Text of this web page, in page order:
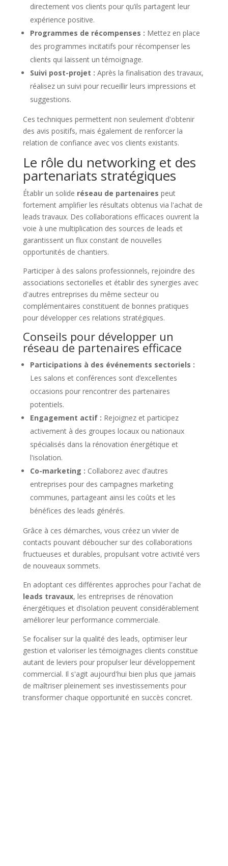
directement vos clients pour qu’ils partagent leur
expérience positive.
Programmes de récompenses : Mettez en place
des programmes incitatifs pour récompenser les
clients qui laissent un témoignage.
Suivi post-projet : Après la finalisation des travaux,
réalisez un suivi pour recueillir leurs impressions et
suggestions.
Ces techniques permettent non seulement d'obtenir
des avis positifs, mais également de renforcer la
relation de confiance avec vos clients existants.
Le rôle du networking et des
partenariats stratégiques
Établir un solide réseau de partenaires peut
fortement amplifier les résultats obtenus via l'achat de
leads travaux. Des collaborations efficaces ouvrent la
voie à une multiplication des sources de leads et
garantissent un flux constant de nouvelles
opportunités de chantiers.
Participer à des salons professionnels, rejoindre des
associations sectorielles et établir des synergies avec
d'autres entreprises du même secteur ou
complémentaires constituent de bonnes pratiques
pour développer ces relations stratégiques.
Conseils pour développer un
réseau de partenaires efficace
Participations à des événements sectoriels :
Les salons et conférences sont d’excellentes
occasions pour rencontrer des partenaires
potentiels.
Engagement actif : Rejoignez et participez
activement à des groupes locaux ou nationaux
spécialisés dans la rénovation énergétique et
l'isolation.
Co-marketing : Collaborez avec d’autres
entreprises pour des campagnes marketing
communes, partageant ainsi les coûts et les
bénéfices des leads générés.
Grâce à ces démarches, vous créez un vivier de
contacts pouvant déboucher sur des collaborations
fructueuses et durables, propulsant votre activité vers
de nouveaux sommets.
En adoptant ces différentes approches pour l'achat de
leads travaux, les entreprises de rénovation
énergétiques et d’isolation peuvent considérablement
améliorer leur performance commerciale.
Se focaliser sur la qualité des leads, optimiser leur
gestion et valoriser les témoignages clients constitue
autant de leviers pour propulser leur développement
commercial. Il s'agit aujourd'hui bien plus que jamais
de maîtriser pleinement ses investissements pour
transformer chaque opportunité en succès concret.